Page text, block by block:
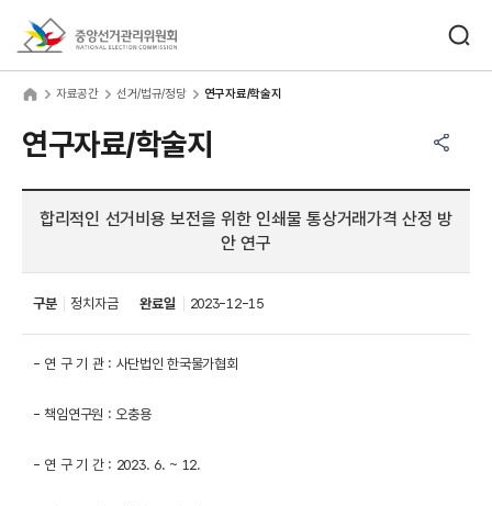
자료공간 선거/법규/정당 연구자료/학술지
연구자료/학술지
합리적인 선거비용 보전을 위한 인쇄물 통상거래가격 산정 방
안 연구
구분 정치자금 완료일 2023-12-15
- 연 구 기 관 : 사단법인 한국물가협회
- 책임연구원 : 오충용
- 연 구 기 간 : 2023. 6. ~ 12.